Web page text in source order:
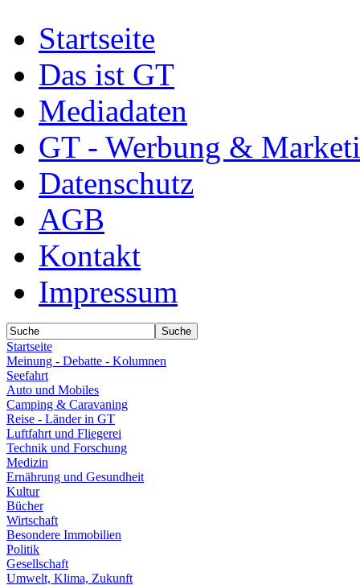
Startseite
Das ist GT
Mediadaten
GT - Werbung &
Datenschutz
AGB
Kontakt
Impressum
Startseite
Meinung - Debatte - Kolumnen
Seefahrt
Auto und Mobiles
Camping & Caravaning
Reise - Länder in GT
Luftfahrt und Fliegerei
Technik und Forschung
Medizin
Ernährung und Gesundheit
Kultur
Bücher
Wirtschaft
Besondere Immobilien
Politik
Gesellschaft
Umwelt, Klima, Zukunft